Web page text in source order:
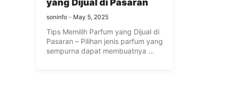
yang Dijual di Pasaran
soninfo May 5, 2025
Tips Memilih Parfum yang Dijual di
Pasaran – Pilihan jenis parfum yang
sempurna dapat membuatnya ...